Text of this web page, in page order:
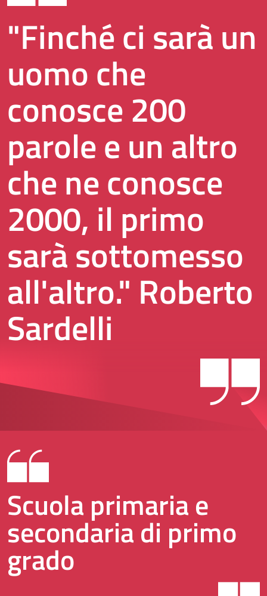
"Finché ci sarà un
uomo che
conosce 200
parole e un altro
che ne conosce
2000, il primo
sarà sottomesso
all'altro." Roberto
Sardelli
Scuola primaria e
secondaria di primo
grado